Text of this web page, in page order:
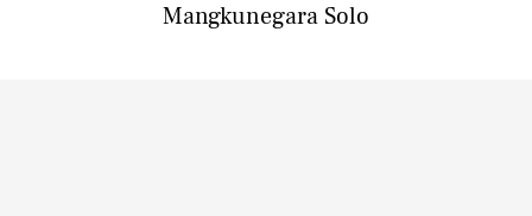
Mangkunegara Solo